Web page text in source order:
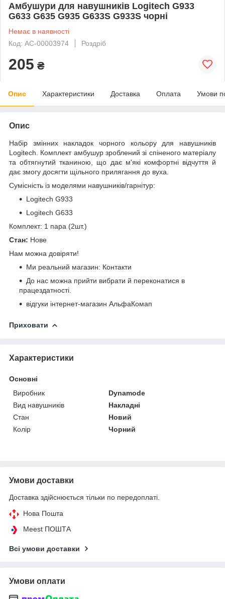
Амбушури для навушників Logitech G933
G633 G635 G935 G633S G933S чорні
Немає в наявності
Код: AC-00003974
Роздріб
205 ₴
Опис Характеристики Доставка Оплата Умови
Опис
Набір змінних накладок чорного кольору для навушників
Logitech. Комплект амбушур зроблений зі спіненого матеріалу
та обтягнутий тканиною, що дає м'які комфортні відчуття й
дає змогу досягти щільного прилягання до вуха.
Сумісність із моделями навушників/гарнітур:
Logitech G933
Logitech G633
Комплект: 1 пара (2шт.)
Стан: Нове
Нам можна довіряти!
Ми реальний магазин: Контакти
До нас можна прийти вибрати й переконатися в
працездатності.
відгуки інтернет-магазин АльфаКомап
Приховати
Характеристики
Основні
Виробник
Dynamode
Вид навушників
Накладні
Стан
Новий
Колір
Чорний
Умови доставки
Доставка здійснюється тільки по передоплаті.
Нова Пошта
Meest ПОШТА
Всі умови доставки
Умови оплати